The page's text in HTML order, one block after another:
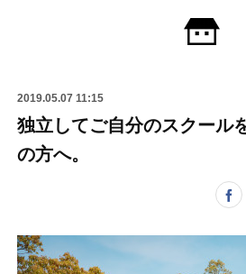
2019.05.07 11:15
独立してご自分のスクール
の方へ。